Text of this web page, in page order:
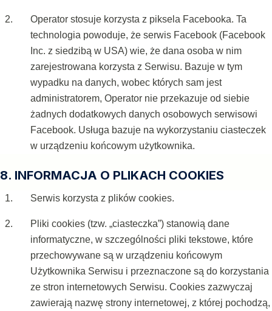
Operator stosuje korzysta z piksela Facebooka. Ta
technologia powoduje, że serwis Facebook (Facebook
Inc. z siedzibą w USA) wie, że dana osoba w nim
zarejestrowana korzysta z Serwisu. Bazuje w tym
wypadku na danych, wobec których sam jest
administratorem, Operator nie przekazuje od siebie
żadnych dodatkowych danych osobowych serwisowi
Facebook. Usługa bazuje na wykorzystaniu ciasteczek
w urządzeniu końcowym użytkownika.
8. INFORMACJA O PLIKACH COOKIES
Serwis korzysta z plików cookies.
Pliki cookies (tzw. „ciasteczka”) stanowią dane
informatyczne, w szczególności pliki tekstowe, które
przechowywane są w urządzeniu końcowym
Użytkownika Serwisu i przeznaczone są do korzystania
ze stron internetowych Serwisu. Cookies zazwyczaj
zawierają nazwę strony internetowej, z której pochodzą,